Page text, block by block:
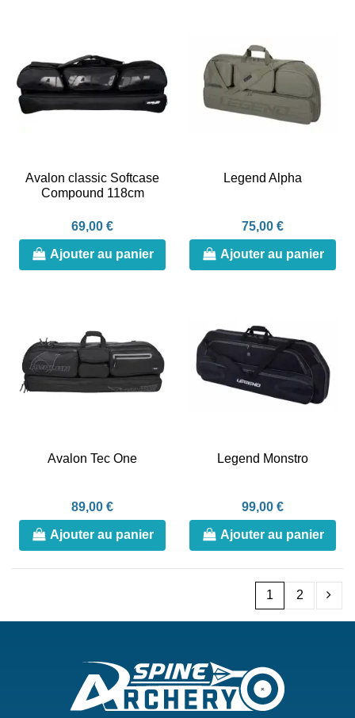
Avalon classic Softcase
Compound 118cm
69,00 €
Ajouter au panier
Legend Alpha
75,00 €
Ajouter au panier
Avalon Tec One
89,00 €
Ajouter au panier
Legend Monstro
99,00 €
Ajouter au panier
1 2